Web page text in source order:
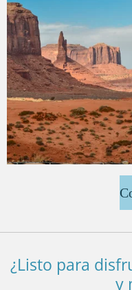
¿Listo para
y